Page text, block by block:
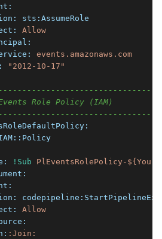
sts:AssumeRole
Allow
events.amazonaws.com
"2012-10-17"
Role Policy (IAM)
!Sub
PlEventsRolePolicy-
Allow
:Join: